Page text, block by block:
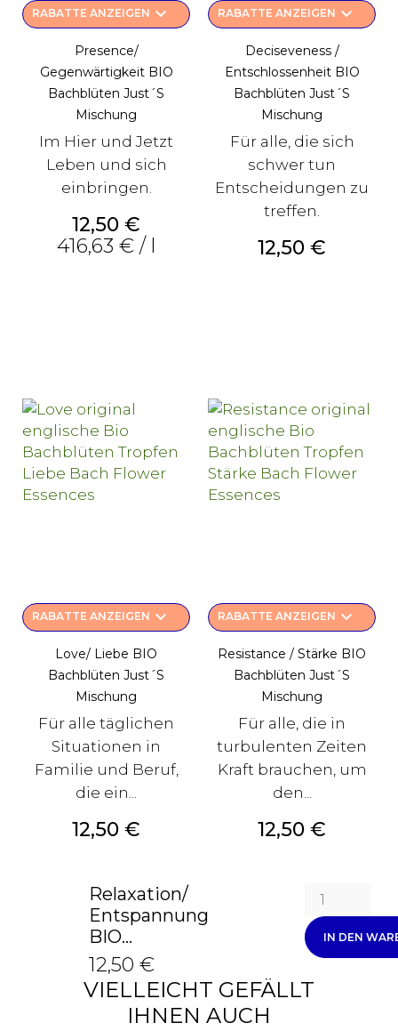
RABATTE ANZEIGEN keyboard_arrow_down
Presence/
Gegenwärtigkeit BIO
Bachblüten Just´s
Mischung
Im Hier und Jetzt
Leben und sich
einbringen.
Preis
12,50 €
416,63 € / l
RABATTE ANZEIGEN keyboard_arrow_down
Deciseveness /
Entschlossenheit BIO
Bachblüten Just´s
Mischung
Für alle, die sich
schwer tun
Entscheidungen zu
treffen.
Preis
12,50 €
RABATTE ANZEIGEN keyboard_arrow_down
Love/ Liebe BIO
Bachblüten Just´s
Mischung
Für alle täglichen
Situationen in
Familie und Beruf,
die ein...
Preis
12,50 €
RABATTE ANZEIGEN keyboard_arrow_down
Resistance / Stärke BIO
Bachblüten Just´s
Mischung
Für alle, die in
turbulenten Zeiten
Kraft brauchen, um
den...
Preis
12,50 €
Relaxation/
Entspannung
BIO...
12,50 €
IN DEN
VIELLEICHT GEFÄLLT
IHNEN AUCH